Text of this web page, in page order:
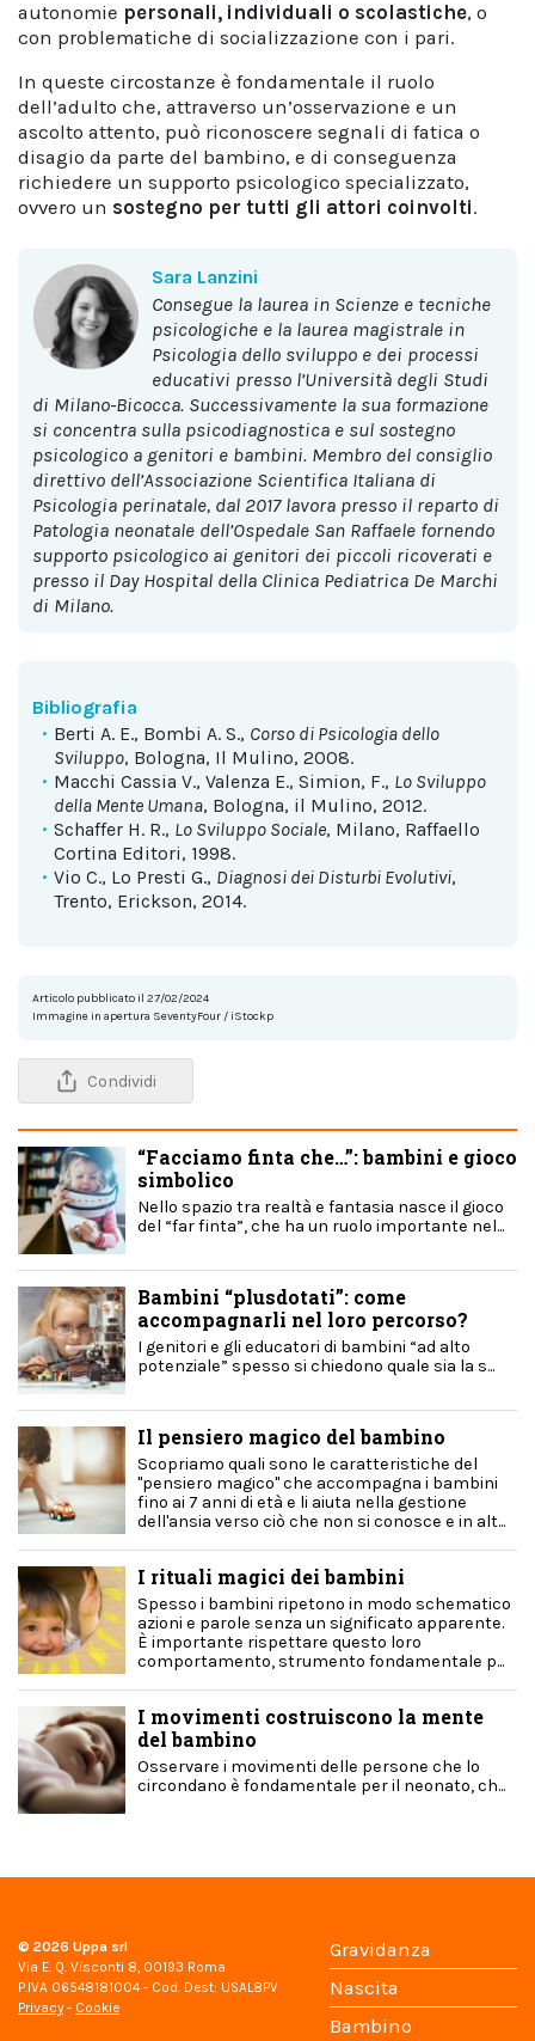
autonomie personali, individuali o scolastiche, o
con problematiche di socializzazione con i pari.
In queste circostanze è fondamentale il ruolo
dell’adulto che, attraverso un’osservazione e un
ascolto attento, può riconoscere segnali di fatica o
disagio da parte del bambino, e di conseguenza
richiedere un supporto psicologico specializzato,
ovvero un sostegno per tutti gli attori coinvolti.
Sara Lanzini
Consegue la laurea in Scienze e tecniche
psicologiche e la laurea magistrale in
Psicologia dello sviluppo e dei processi
educativi presso l’Università degli Studi
di Milano-Bicocca. Successivamente la sua formazione
si concentra sulla psicodiagnostica e sul sostegno
psicologico a genitori e bambini. Membro del consiglio
direttivo dell’Associazione Scientifica Italiana di
Psicologia perinatale, dal 2017 lavora presso il reparto di
Patologia neonatale dell’Ospedale San Raffaele fornendo
supporto psicologico ai genitori dei piccoli ricoverati e
presso il Day Hospital della Clinica Pediatrica De Marchi
di Milano.
Bibliografia
Berti A. E., Bombi A. S., Corso di Psicologia dello
Sviluppo, Bologna, Il Mulino, 2008.
Macchi Cassia V., Valenza E., Simion, F., Lo Sviluppo
della Mente Umana, Bologna, il Mulino, 2012.
Schaffer H. R., Lo Sviluppo Sociale, Milano, Raffaello
Cortina Editori, 1998.
Vio C., Lo Presti G., Diagnosi dei Disturbi Evolutivi,
Trento, Erickson, 2014.
Articolo pubblicato il 27/02/2024
Immagine in apertura SeventyFour / iStockp
Condividi
“Facciamo finta che…”: bambini e gioco
simbolico
Nello spazio tra realtà e fantasia nasce il gioco
del “far finta”, che ha un ruolo importante nel...
Bambini “plusdotati”: come
accompagnarli nel loro percorso?
I genitori e gli educatori di bambini “ad alto
potenziale” spesso si chiedono quale sia la s...
Il pensiero magico del bambino
Scopriamo quali sono le caratteristiche del
"pensiero magico" che accompagna i bambini
fino ai 7 anni di età e li aiuta nella gestione
dell'ansia verso ciò che non si conosce e in alt...
I rituali magici dei bambini
Spesso i bambini ripetono in modo schematico
azioni e parole senza un significato apparente.
È importante rispettare questo loro
comportamento, strumento fondamentale p...
I movimenti costruiscono la mente
del bambino
Osservare i movimenti delle persone che lo
circondano è fondamentale per il neonato, ch...
© 2026 Uppa srl
Via E. Q. Visconti 8, 00193 Roma
P.IVA 06548181004 - Cod. Dest: USAL8PV
Privacy - Cookie
Gravidanza
Nascita
Bambino